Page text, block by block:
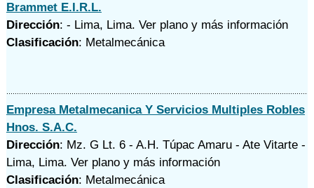
Brammet E.I.R.L.
Dirección: - Lima, Lima. Ver plano y más información
Clasificación: Metalmecánica
Empresa Metalmecanica Y Servicios Multiples Robles
Hnos. S.A.C.
Dirección: Mz. G Lt. 6 - A.H. Túpac Amaru - Ate Vitarte -
Lima, Lima. Ver plano y más información
Clasificación: Metalmecánica